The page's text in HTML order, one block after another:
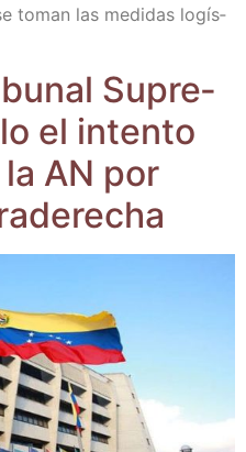
toman las medi­das logís­
Supre­
el inten­to
AN por